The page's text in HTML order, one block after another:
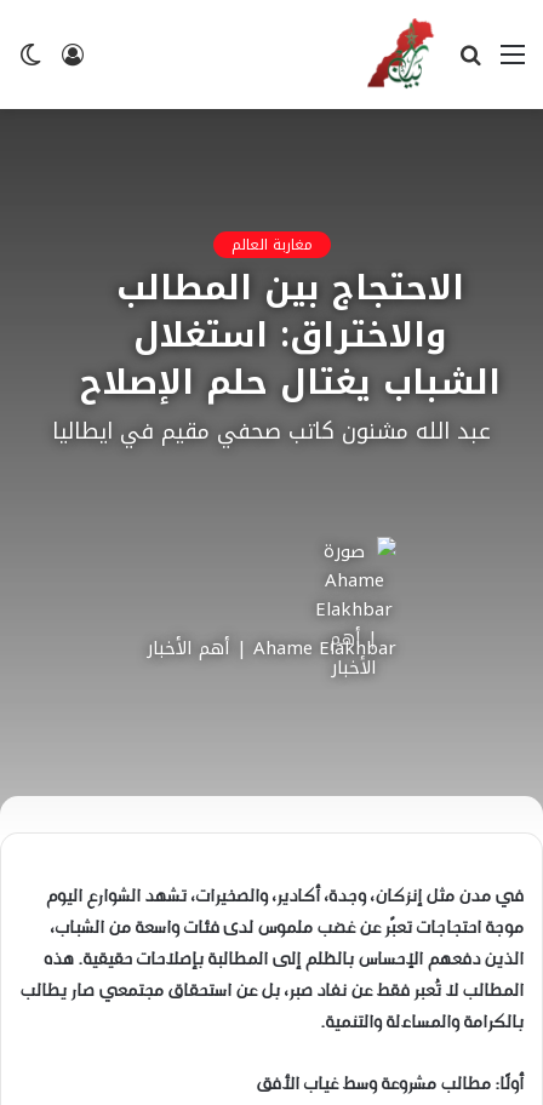
تسجيل
القائمة بحث
مغاربة العالم
الاحتجاج بين المطالب
والاختراق: استغلال
الشباب يغتال حلم الإصلاح
عبد الله مشنون كاتب صحفي مقيم في ايطاليا
Ahame Elakhbar | أهم الأخبار
في مدن مثل إنزكان، وجدة، أكادير، والصخيرات، تشهد الشوارع اليوم
موجة احتجاجات تعبّر عن غضب ملموس لدى فئات واسعة من الشباب،
الذين دفعهم الإحساس بالظلم إلى المطالبة بإصلاحات حقيقية. هذه
المطالب لا تُعبر فقط عن نفاد صبر، بل عن استحقاق مجتمعي صار يطالب
بالكرامة والمساءلة والتنمية.
أولًا: مطالب مشروعة وسط غياب الأفق